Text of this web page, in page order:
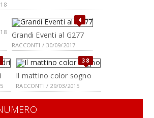
4
Grandi Eventi al G277
RACCONTI / 30/09/2017
38
Il mattino color sogno
RACCONTI / 29/03/2015